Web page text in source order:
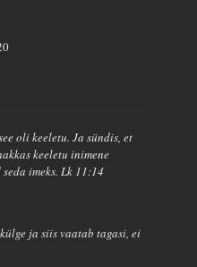
oli keeletu. Ja sündis, et
keeletu inimene
imeks. Lk 11:14
ja siis vaatab tagasi, ei